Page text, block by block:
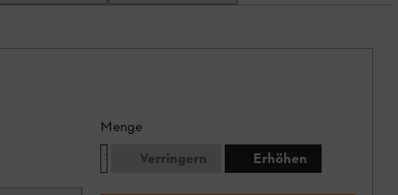
Menge
Verringern
Erhöhen